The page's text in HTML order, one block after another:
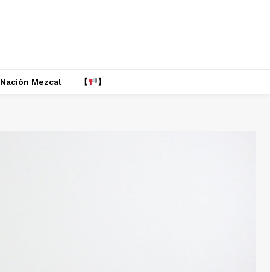
Nación Mezcal 【 】